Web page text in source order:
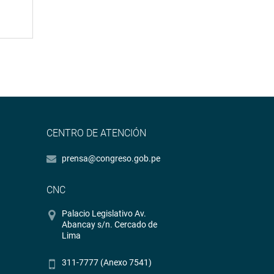
CENTRO DE ATENCIÓN
prensa@congreso.gob.pe
CNC
Palacio Legislativo Av.
Abancay s/n. Cercado de
Lima
311-7777 (Anexo 7541)